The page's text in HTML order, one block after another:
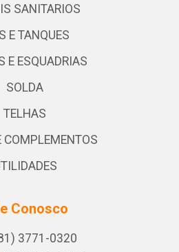
SANITARIOS
E TANQUES
E ESQUADRIAS
SOLDA
TELHAS
COMPLEMENTOS
Conosco
3771-0320